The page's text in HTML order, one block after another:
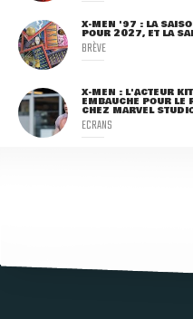
X-MEN '97 : LA
POUR 2027, ET LA
BRÈVE
X-MEN : L'ACTEUR
EMBAUCHÉ POUR LE
CHEZ MARVEL
ECRANS